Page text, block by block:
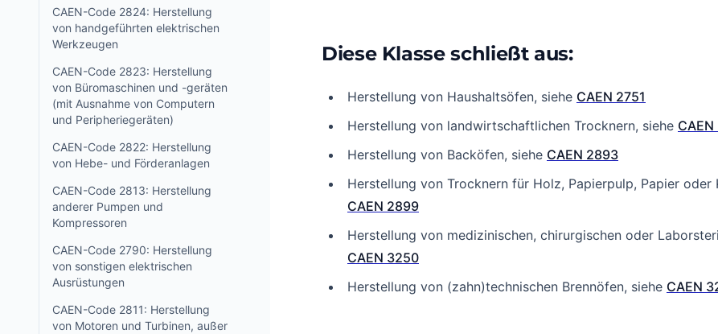
CAEN-Code 2824: Herstellung
von handgeführten elektrischen
Werkzeugen
CAEN-Code 2823: Herstellung
von Büromaschinen und -geräten
(mit Ausnahme von Computern
und Peripheriegeräten)
CAEN-Code 2822: Herstellung
von Hebe- und Förderanlagen
CAEN-Code 2813: Herstellung
anderer Pumpen und
Kompressoren
CAEN-Code 2790: Herstellung
von sonstigen elektrischen
Ausrüstungen
CAEN-Code 2811: Herstellung
von Motoren und Turbinen, außer
Diese Klasse schließt aus:
Herstellung von Haushaltsöfen, siehe CAEN 2751
Herstellung von landwirtschaftlichen Trocknern, siehe
Herstellung von Backöfen, siehe CAEN 2893
Herstellung von Trocknern für Holz, Papierpulp, Papier oder
CAEN 2899
Herstellung von medizinischen, chirurgischen oder
CAEN 3250
Herstellung von (zahn)technischen Brennöfen, siehe CAEN